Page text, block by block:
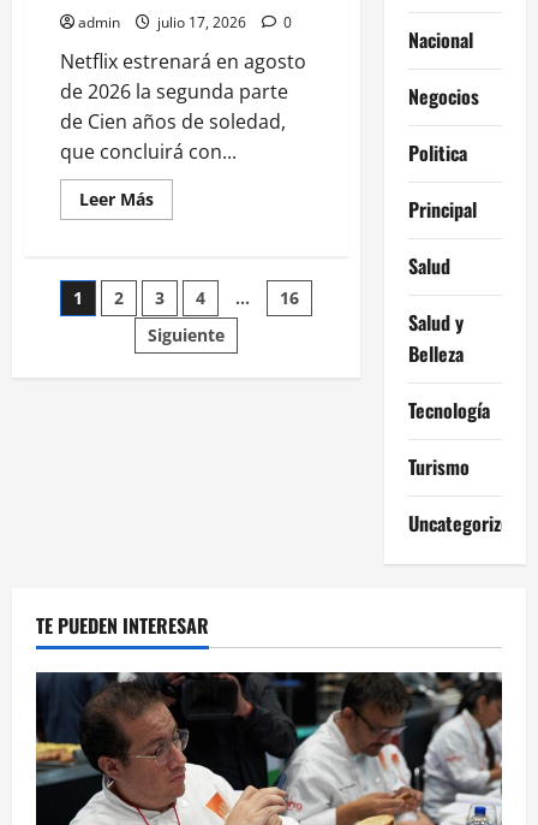
admin julio 17, 2026 0
Netflix estrenará en agosto
de 2026 la segunda parte
de Cien años de soledad,
que concluirá con...
Leer MásLeer
más
años
de
soledad’
llegará
a
final
Paginación
1 2 3 4 …
16
Siguiente
Nacional
Negocios
Politica
Principal
Salud
Salud y
Belleza
Tecnología
Turismo
Uncategorized
TE PUEDEN INTERESAR